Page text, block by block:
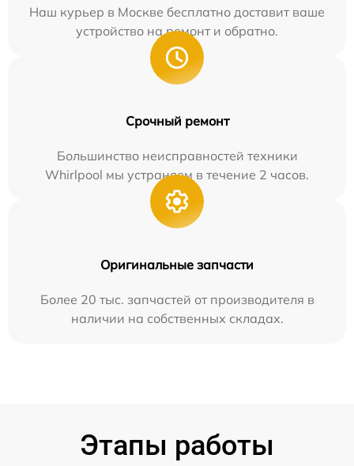
Наш курьер в Москве бесплатно доставит ваше
устройство на ремонт и обратно.
Срочный ремонт
Большинство неисправностей техники
Whirlpool мы устраняем в течение 2 часов.
Оригинальные запчасти
Более 20 тыс. запчастей от производителя в
наличии на собственных складах.
Этапы работы